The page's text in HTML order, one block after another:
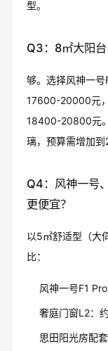
型。
Q3：8㎡大阳台
够。选择风神一
17600-20000元
18400-20800元
璃，预算需增加到
Q4：风神一号
更便宜？
以5㎡舒适型（大
比：
风神一号F1
奢庭门窗L2：
思田阳光房配